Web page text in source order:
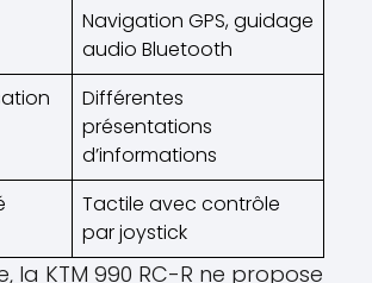
Navigation GPS, guidage
audio Bluetooth
Différentes
présentations
d’informations
Tactile avec contrôle
par joystick
la KTM 990 RC-R ne propose